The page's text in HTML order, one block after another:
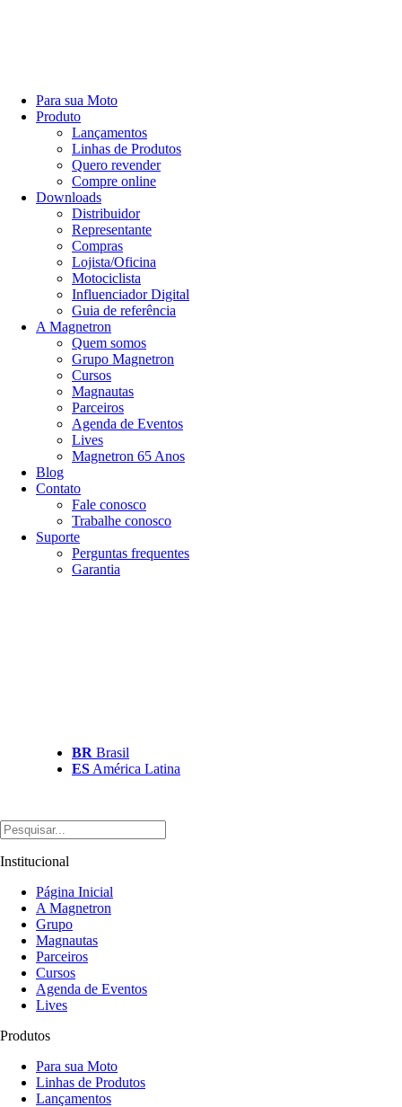
Para sua Moto
Produto
Lançamentos
Linhas de Produtos
Quero revender
Compre online
Downloads
Distribuidor
Representante
Compras
Lojista/Oficina
Motociclista
Influenciador Digital
Guia de referência
A Magnetron
Quem somos
Grupo Magnetron
Cursos
Magnautas
Parceiros
Agenda de Eventos
Lives
Magnetron 65 Anos
Blog
Contato
Fale conosco
Trabalhe conosco
Suporte
Perguntas frequentes
Garantia
BR Brasil
ES América Latina
Institucional
Página Inicial
A Magnetron
Grupo
Magnautas
Parceiros
Cursos
Agenda de Eventos
Lives
Produtos
Para sua Moto
Linhas de Produtos
Lançamentos